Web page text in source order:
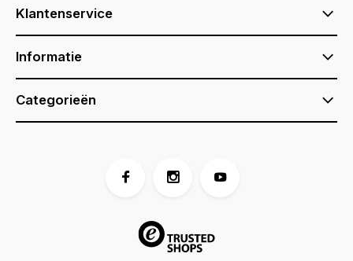
Klantenservice
Informatie
Categorieën